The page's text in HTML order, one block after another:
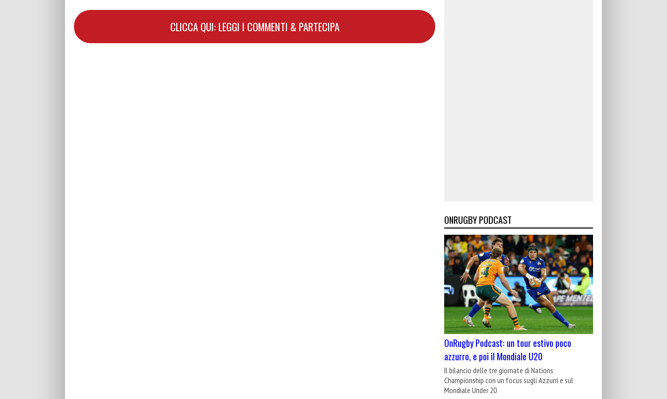
CLICCA QUI: LEGGI I COMMENTI & PARTECIPA
ONRUGBY PODCAST
OnRugby Podcast: un tour estivo poco
azzurro, e poi il Mondiale U20
Il bilancio delle tre giornate di Nations
Championship con un focus sugli Azzurri e sul
Mondiale Under 20